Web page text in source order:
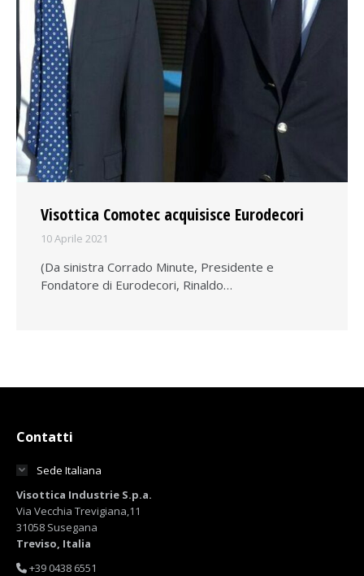
Visottica Comotec acquisisce Eurodecori
10 Aprile 2021
(Da sinistra Corrado Minute, Presidente e
Fondatore di Eurodecori, Rinaldo…
Contatti
Sede Italiana
Visottica Industrie S.p.a.
Via Vecchia Trevigiana,11
31058 Susegana
Treviso, Italia
+39 0438 6551